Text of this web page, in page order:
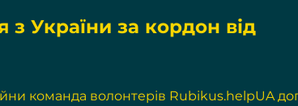
з України за кордон від
команда волонтерів Rubikus.helpUA